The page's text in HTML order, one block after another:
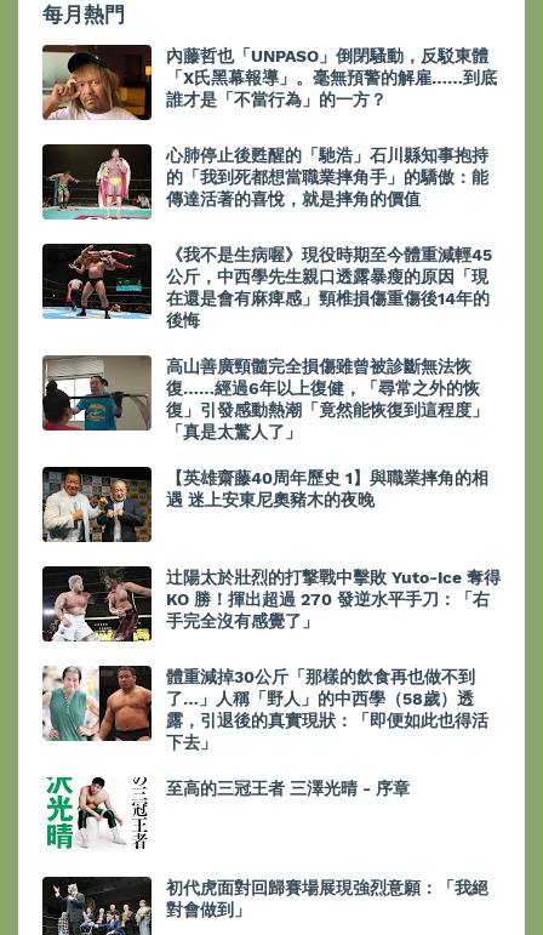
每月熱門
內藤哲也「UNPASO」倒閉騷動，反駁東體
「X氏黑幕報導」。毫無預警的解雇……到底
誰才是「不當行為」的一方？
心肺停止後甦醒的「馳浩」石川縣知事抱持
的「我到死都想當職業摔角手」的驕傲：能
傳達活著的喜悅，就是摔角的價值
《我不是生病喔》現役時期至今體重減輕45
公斤，中西學先生親口透露暴瘦的原因「現
在還是會有麻痺感」頸椎損傷重傷後14年的
後悔
高山善廣頸髓完全損傷雖曾被診斷無法恢
復……經過6年以上復健，「尋常之外的恢
復」引發感動熱潮「竟然能恢復到這程度」
「真是太驚人了」
【英雄齋藤40周年歷史 1】與職業摔角的相
遇 迷上安東尼奧豬木的夜晚
辻陽太於壯烈的打撃戰中擊敗 Yuto-Ice 奪得
KO 勝！揮出超過 270 發逆水平手刀：「右
手完全沒有感覺了」
體重減掉30公斤「那樣的飲食再也做不到
了…」人稱「野人」的中西學（58歲）透
露，引退後的真實現狀：「即便如此也得活
下去」
至高的三冠王者 三澤光晴 - 序章
初代虎面對回歸賽場展現強烈意願：「我絕
對會做到」